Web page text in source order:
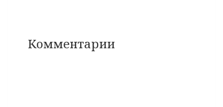
Комментарии